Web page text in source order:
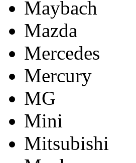
Maybach
Mazda
Mercedes
Mercury
MG
Mini
Mitsubishi